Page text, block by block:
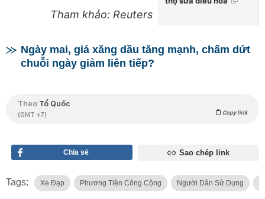
Tham khảo: Reuters
Ngày mai, giá xăng dầu tăng mạnh, chấm dứt
chuỗi ngày giảm liên tiếp?
Theo Tổ Quốc
(GMT +7) Copy link
Chia sẻ Sao chép link
Tags: Xe Đạp Phương Tiện Công Cộng Người Dân Sử Dụng